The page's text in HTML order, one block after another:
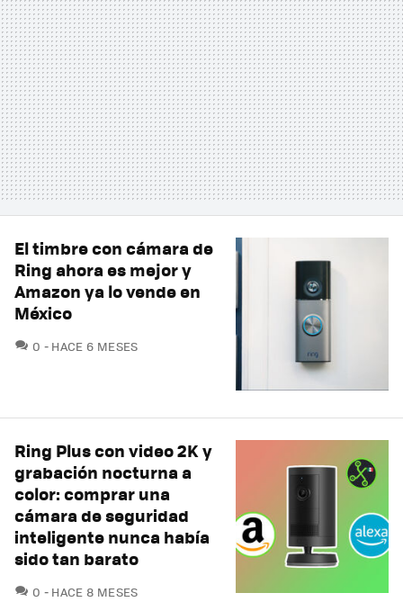
El timbre con cámara de
Ring ahora es mejor y
Amazon ya lo vende en
México
0 COMENTARIOS
HACE 6 MESES
Ring Plus con video 2K y
grabación nocturna a
color: comprar una
cámara de seguridad
inteligente nunca había
sido tan barato
0 COMENTARIOS
HACE 8 MESES